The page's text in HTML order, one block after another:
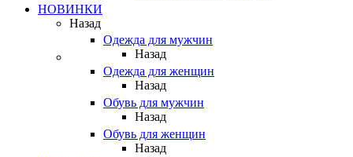
НОВИНКИ
Назад
Одежда для мужчин
Назад
Одежда для женщин
Назад
Обувь для мужчин
Назад
Обувь для женщин
Назад